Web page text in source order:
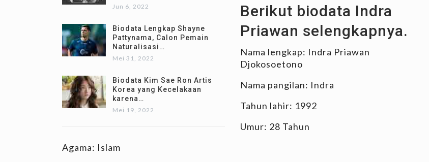
Jun 6, 2022
Biodata Lengkap Shayne
Pattynama, Calon Pemain
Naturalisasi…
Mei 31, 2022
Biodata Kim Sae Ron Artis
Korea yang Kecelakaan
karena…
Mei 19, 2022
Berikut biodata Indra
Priawan selengkapnya.
Nama lengkap: Indra Priawan
Djokosoetono
Nama pangilan: Indra
Tahun lahir: 1992
Umur: 28 Tahun
Agama: Islam